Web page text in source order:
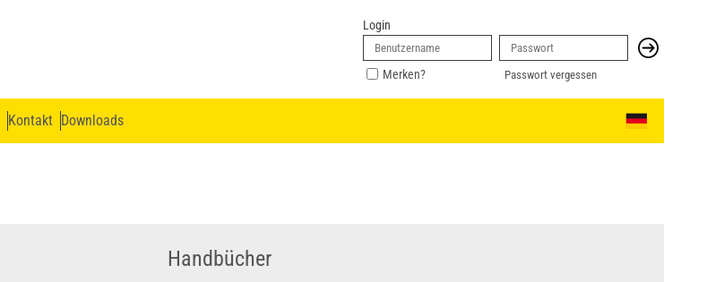
Login
Merken? Passwort vergessen
Kontakt Downloads
Handbücher